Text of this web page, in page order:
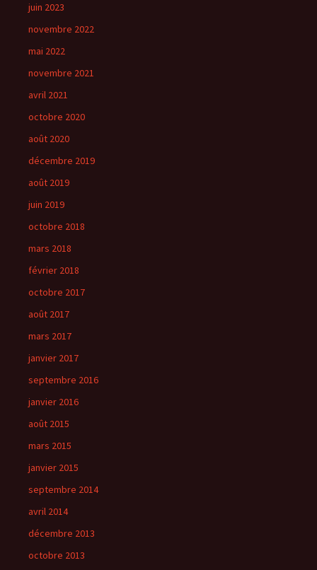
juin 2023
novembre 2022
mai 2022
novembre 2021
avril 2021
octobre 2020
août 2020
décembre 2019
août 2019
juin 2019
octobre 2018
mars 2018
février 2018
octobre 2017
août 2017
mars 2017
janvier 2017
septembre 2016
janvier 2016
août 2015
mars 2015
janvier 2015
septembre 2014
avril 2014
décembre 2013
octobre 2013